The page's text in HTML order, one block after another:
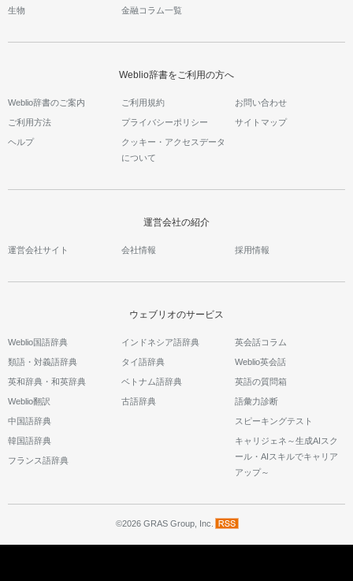
生物 金融コラム一覧
Weblio辞書をご利用の方へ
Weblio辞書のご案内 ご利用規約 お問い合わせ
ご利用方法 プライバシーポリシー サイトマップ
ヘルプ
クッキー・アクセスデータ
について
運営会社の紹介
運営会社サイト 会社情報 採用情報
ウェブリオのサービス
Weblio国語辞典
類語・対義語辞典
英和辞典・和英辞典
Weblio翻訳
中国語辞典
韓国語辞典
フランス語辞典
インドネシア語辞典
タイ語辞典
ベトナム語辞典
古語辞典
英会話コラム
Weblio英会話
英語の質問箱
語彙力診断
スピーキングテスト
キャリジェネ～生成AIスク
ール・AIスキルでキャリア
アップ～
©2026 GRAS Group, Inc.